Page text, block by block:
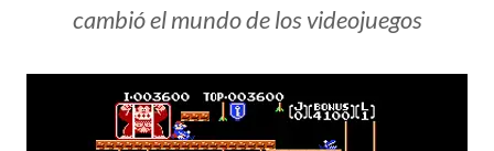
cambió el mundo de los videojuegos